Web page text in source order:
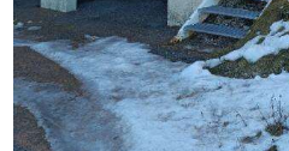
masquées] ou, par courriel à
Selon l'article L.561.5 du
pour l'organisation de la visite,
d'identité vous sera demandée.
Cette présente